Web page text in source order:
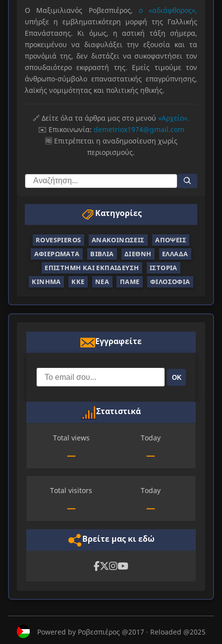
Ο Μαξιμιλιανός Ροβεσπιέρος, ο «αδιάφθορος»,
υπήρξε η εμβληματικότερη μορφή της Γαλλικής
Επανάστασης. Κι όμως, η αστική τάξη σήμερα,
προκειμένου να διαφυλάξει την εξουσία και τα
προνόμιά της, δεν διστάζει να συκοφαντήσει τον
σπουδαιότερο εκφραστή της. Εμείς τιμούμε τον
άνθρωπο-σύμβολο επαναστατικής επαγρύπνησης,
λαϊκής νομιμότητας και πολιτικής ηθικής.
🔗 Δείτε όλα τα άρθρα μας στο μενού «Αρχείο».
✉️ Επικοινωνία: demetriox1974@gmail.com
🆓 Επιτρέπεται η αναδημοσίευση χωρίς
περιορισμούς.
Κατηγορίες
ROVESPIEROS ΑΝΑΚΟΙΝΏΣΕΙΣ
ΑΠΌΨΕΙΣ
ΑΦΙΕΡΏΜΑΤΑ
ΒΙΒΛΊΑ ΔΙΕΘΝΉ
ΕΛΛΆΔΑ
ΕΠΙΣΤΉΜΗ ΚΑΙ ΕΚΠΑΊΔΕΥΣΗ
ΙΣΤΟΡΊΑ
ΚΊΝΗΜΑ
ΚΚΕ ΝΈΑ ΠΑΜΕ ΦΙΛΟΣΟΦΊΑ
Εγγραφείτε
ΟΚ
Στατιστικά
Total views
—
Today
—
Total visitors
—
Today
—
Βρείτε μας κι εδώ
Powered by Ροβεσπιέρος @2017 · Reloaded @2025